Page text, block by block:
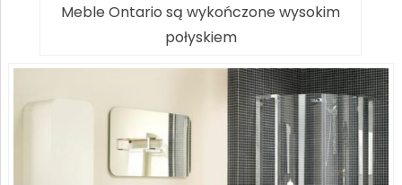
Meble Ontario są wykończone wysokim
połyskiem